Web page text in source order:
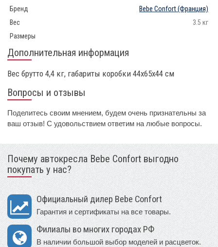
Бренд Bebe Confort(Франция)
Вес
3.5 кг
Размеры
Дополнительная информация
Вес брутто 4,4 кг, габариты коробки 44х65х44 см
Вопросы и отзывы
Поделитесь своим мнением, будем очень признательны за
ваш отзыв! С удовольствием ответим на любые вопросы.
Почему автокресла Bebe Confort выгодно
покупать у нас?
Официальный дилер Bebe Confort
Гарантия и сертификаты на все товары.
Филиалы во многих городах РФ
В наличии большой выбор моделей и расцветок.